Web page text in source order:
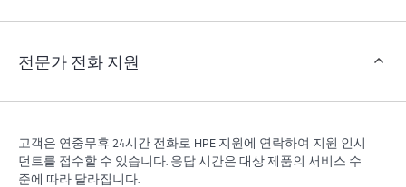
Tech Care 서비스는 엣지부터 클라우드까지 우수한 운영
세스를 제공합니다.
전문가 전화 지원
고객은 연중무휴 24시간 전화로 HPE 지원에 연락하여 지원 인시
던트를 접수할 수 있습니다. 응답 시간은 대상 제품의 서비스 수
준에 따라 달라집니다.